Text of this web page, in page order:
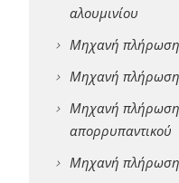
αλουμινίου
Μηχανή
Μηχανή
Μηχανή
απορρυπαντικού
Μηχανή